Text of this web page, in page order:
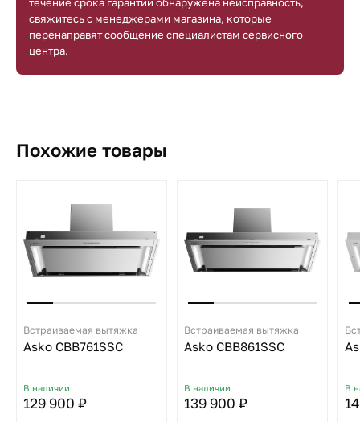
свяжитесь с менеджерами магазина, которые
перенаправят сообщение специалистам сервисного
центра.
Похожие товары
Встраиваемая вытяжка
Asko CBB761SSC
В наличии
129 900 ₽
Встраиваемая вытяжка
Asko CBB861SSC
В наличии
139 900 ₽
В